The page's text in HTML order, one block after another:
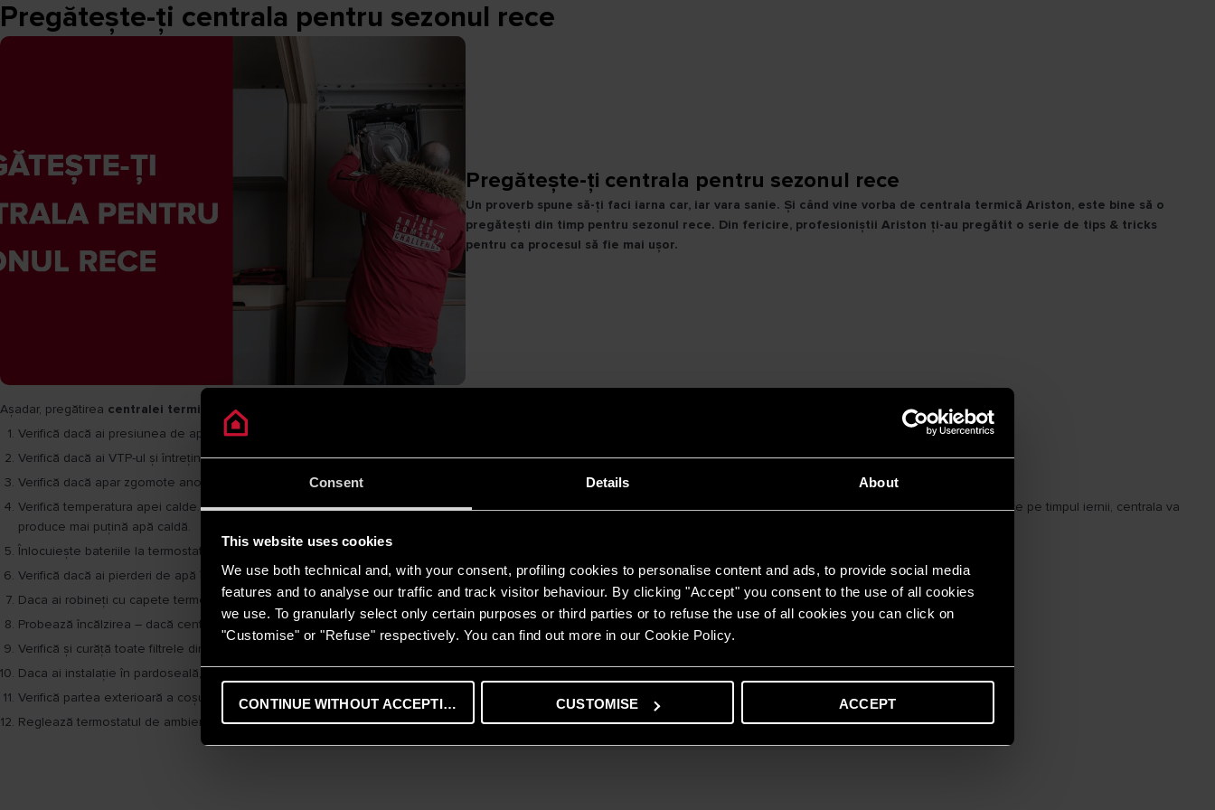
Consent Details About
This website uses cookies
We use both technical and, with your consent, profiling cookies to personalise content and ads, to provide social media
features and to analyse our traffic and track visitor behaviour. By clicking "Accept" you consent to the use of all cookies
we use. To granularly select only certain purposes or third parties or to refuse the use of all cookies you can click on
"Customise" or "Refuse" respectively. You can find out more in our Cookie Policy.
CONTINUE WITHOUT ACCEPTING CUSTOMISE ACCEPT
Pregătește-ți centrala pentru sezonul rece
Pregătește-ți centrala pentru sezonul rece
Un proverb spune să-ți faci iarna car, iar vara sanie. Și când vine vorba de centrala termică Ariston, este bine să o
pregătești din timp pentru sezonul rece. Din fericire, profesioniștii Ariston ți-au pregătit o serie de tips & tricks
pentru ca procesul să fie mai ușor.
Așadar, pregătirea centralei termice pentru sezonul rece
Verifică dacă ai presiunea de apa de cel puțin 1 – 1,5 bari.
Verifică dacă ai VTP-ul și întreținerea de 2 ani realizate la zi – e ultima ocazie pe anul acesta.
Verifică dacă apar zgomote anormale (ca de fierbere) în timpul funcționării centralei pe apă caldă.
Verifică temperatura apei calde. Dacă nu e suficient de mare, e posibil să fie depuneri de calcar sau de magnetită pe schimbătorul de căldură secundar. Apa fiind mult mai rece pe timpul iernii, centrala va
produce mai puțină apă caldă.
Înlocuiește bateriile la termostatul fără fir. Folosește doar baterii de calitate.
Verifică dacă ai pierderi de apă în instalație și aerisește toate radiatoarele sau instalația în pardoseală.
Daca ai robineți cu capete termostatice, asigură-te că sunt deschiși și reglați corect.
Probează încălzirea – dacă centrala merge și încălzește toate radiatoarele.
Verifică și curăță toate filtrele din instalație.
Daca ai instalație în pardoseală, este recomandat să verifici calitatea agentului termic și, eventual, să adaugi o soluție biocid, pentru a preveni formarea algelor.
Verifică partea exterioară a coșului de evacuare a gazelor – dacă este curată și în poziția corectă.
Reglează termostatul de ambient și temperatura pentru radiatoare